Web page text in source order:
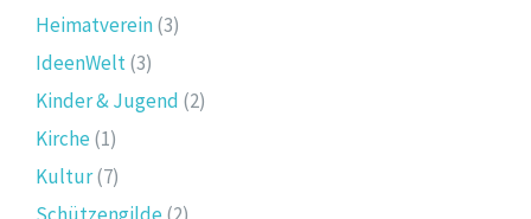
Heimatverein(3)
IdeenWelt(3)
Kinder & Jugend (2)
Kirche(1)
Kultur(7)
Schützengilde(2)